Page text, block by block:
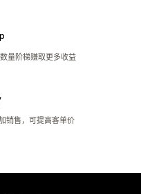
量阶梯赚取更多收益
销售，可提高客单价